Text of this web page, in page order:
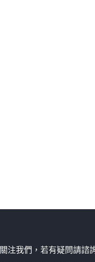
關注我們，若有疑問請諮